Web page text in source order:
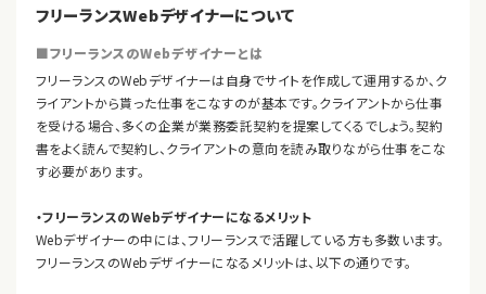
フリーランスWebデザイナーについて
■フリーランスのWebデザイナーとは
フリーランスのWebデザイナーは自身でサイトを作成して運用するか、ク
ライアントから貰った仕事をこなすのが基本です。クライアントから仕事
を受ける場合、多くの企業が業務委託契約を提案してくるでしょう。契約
書をよく読んで契約し、クライアントの意向を読み取りながら仕事をこな
す必要があります。
・フリーランスのWebデザイナーになるメリット
Webデザイナーの中には、フリーランスで活躍している方も多数います。
フリーランスのWebデザイナーになるメリットは、以下の通りです。